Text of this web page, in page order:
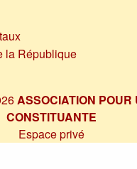
la République
ASSOCIATION POUR
CONSTITUANTE
Espace privé